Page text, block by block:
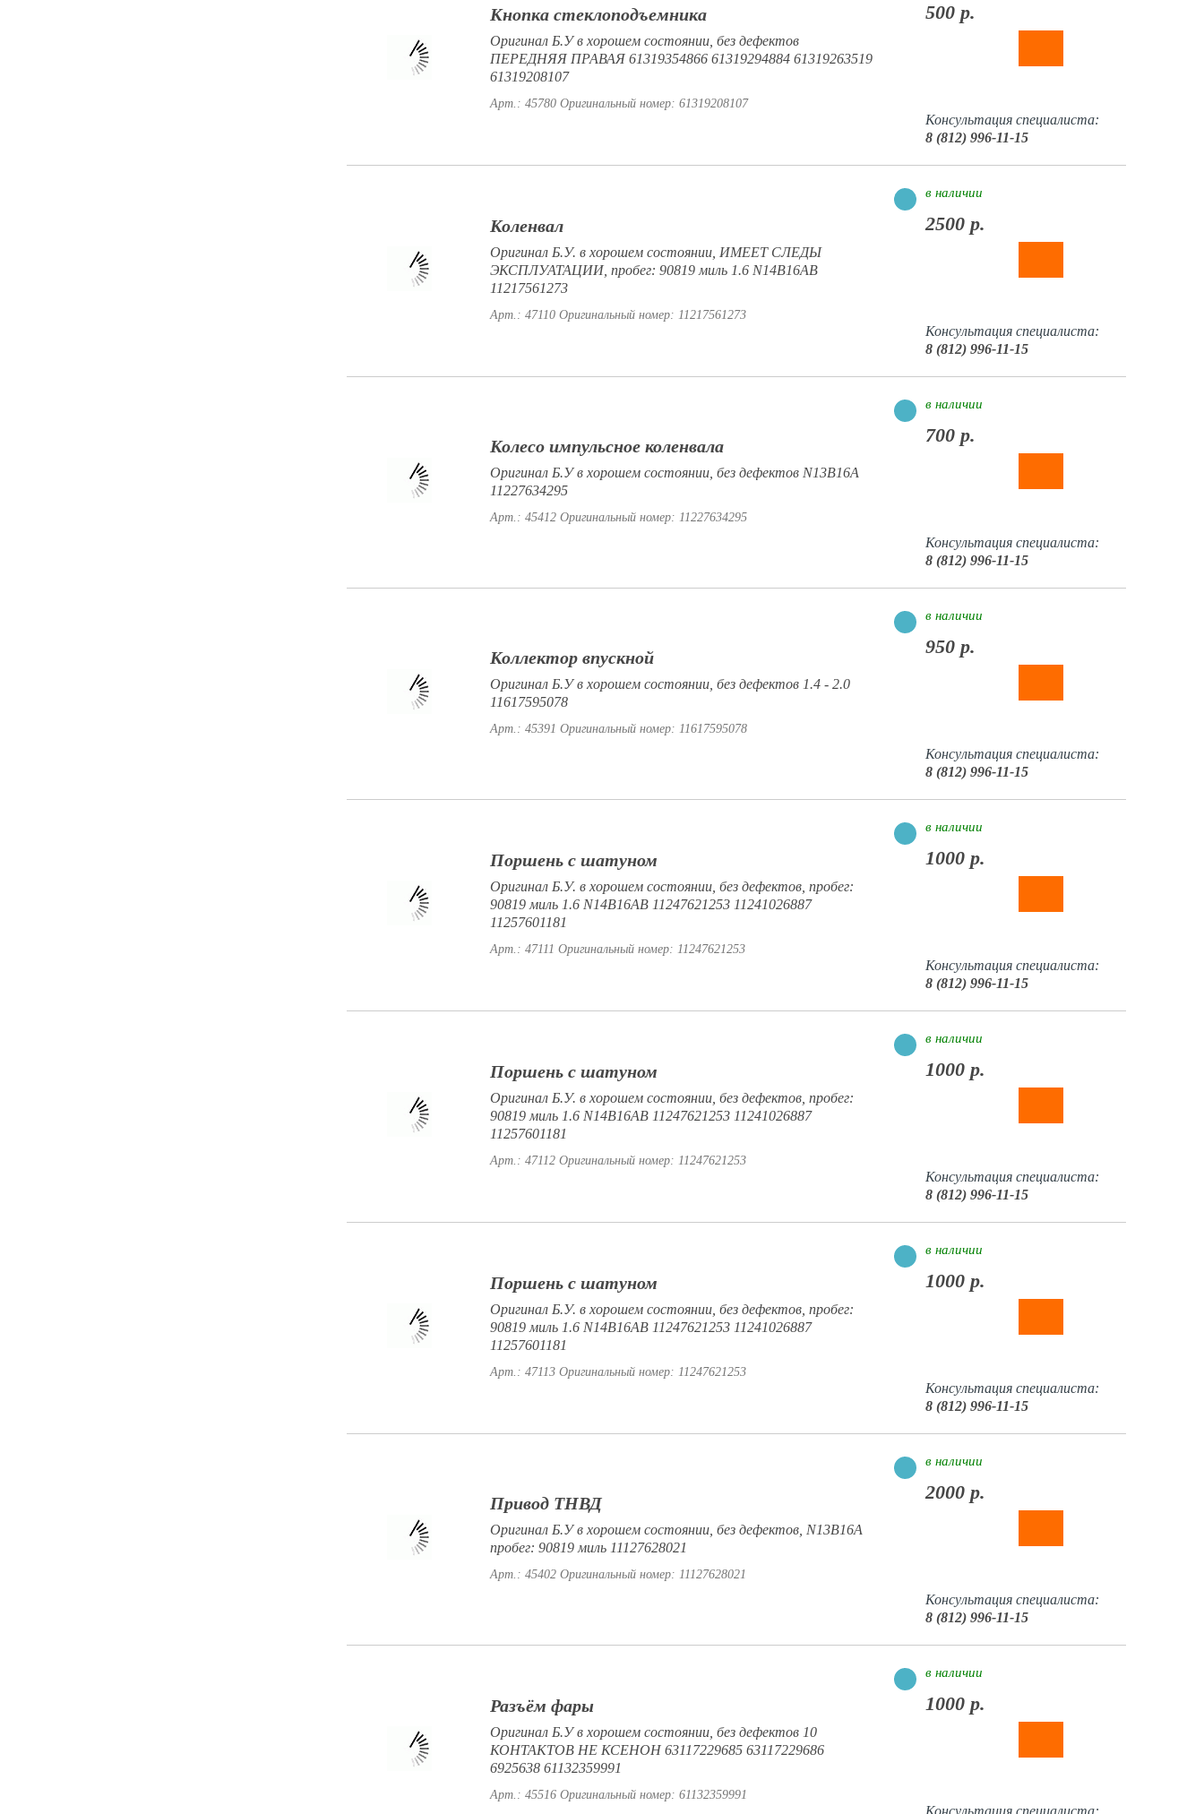
Кнопка стеклоподъемника
Оригинал Б.У в хорошем состоянии, без дефектов
ПЕРЕДНЯЯ ПРАВАЯ 61319354866 61319294884 61319263519
61319208107
Арт.: 45780 Оригинальный номер: 61319208107
500 р.
Консультация специалиста:
8 (812) 996-11-15
Коленвал
Оригинал Б.У. в хорошем состоянии, ИМЕЕТ СЛЕДЫ
ЭКСПЛУАТАЦИИ, пробег: 90819 миль 1.6 N14B16AB
11217561273
Арт.: 47110 Оригинальный номер: 11217561273
в наличии
2500 р.
Консультация специалиста:
8 (812) 996-11-15
Колесо импульсное коленвала
Оригинал Б.У в хорошем состоянии, без дефектов N13B16A
11227634295
Арт.: 45412 Оригинальный номер: 11227634295
в наличии
700 р.
Консультация специалиста:
8 (812) 996-11-15
Коллектор впускной
Оригинал Б.У в хорошем состоянии, без дефектов 1.4 - 2.0
11617595078
Арт.: 45391 Оригинальный номер: 11617595078
в наличии
950 р.
Консультация специалиста:
8 (812) 996-11-15
Поршень с шатуном
Оригинал Б.У. в хорошем состоянии, без дефектов, пробег:
90819 миль 1.6 N14B16AB 11247621253 11241026887
11257601181
Арт.: 47111 Оригинальный номер: 11247621253
в наличии
1000 р.
Консультация специалиста:
8 (812) 996-11-15
Поршень с шатуном
Оригинал Б.У. в хорошем состоянии, без дефектов, пробег:
90819 миль 1.6 N14B16AB 11247621253 11241026887
11257601181
Арт.: 47112 Оригинальный номер: 11247621253
в наличии
1000 р.
Консультация специалиста:
8 (812) 996-11-15
Поршень с шатуном
Оригинал Б.У. в хорошем состоянии, без дефектов, пробег:
90819 миль 1.6 N14B16AB 11247621253 11241026887
11257601181
Арт.: 47113 Оригинальный номер: 11247621253
в наличии
1000 р.
Консультация специалиста:
8 (812) 996-11-15
Привод ТНВД
Оригинал Б.У в хорошем состоянии, без дефектов, N13B16A
пробег: 90819 миль 11127628021
Арт.: 45402 Оригинальный номер: 11127628021
в наличии
2000 р.
Консультация специалиста:
8 (812) 996-11-15
Разъём фары
Оригинал Б.У в хорошем состоянии, без дефектов 10
КОНТАКТОВ НЕ КСЕНОН 63117229685 63117229686
6925638 61132359991
Арт.: 45516 Оригинальный номер: 61132359991
в наличии
1000 р.
Консультация специалиста: